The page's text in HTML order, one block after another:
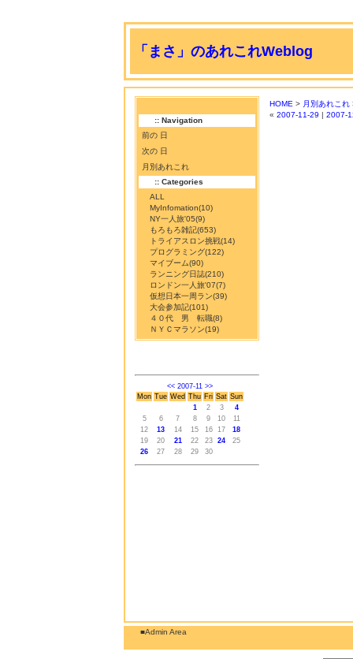
「まさ」のあれこれWeblog
:: Navigation
前の 日
次の 日
月別あれこれ
:: Categories
ALL
MyInfomation(10)
NY一人旅'05(9)
もろもろ雑記(653)
トライアスロン挑戦(14)
プログラミング(122)
マイブーム(90)
ランニング日誌(210)
ロンドン一人旅'07(7)
仮想日本一周ラン(39)
大会参加記(101)
４０代 男 転職(8)
ＮＹＣマラソン(19)
<< 2007-11 >>
Mon Tue Wed Thu Fri Sat Sun
1
2 3
4
5
6 7 8 9 10
11
12
13 14 15 16 17
18
19
20 21 22 23 24
25
26
27 28 29 30
HOME > 月別あれこれ
« 2007-11-29 | 2007-
■Admin Area